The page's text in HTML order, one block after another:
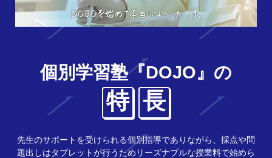
個別学習塾『DOJO』の
特 長
先生のサポートを受けられる個別指導でありながら、採点や問
題出しはタブレットが行うためリーズナブルな授業料で始めら